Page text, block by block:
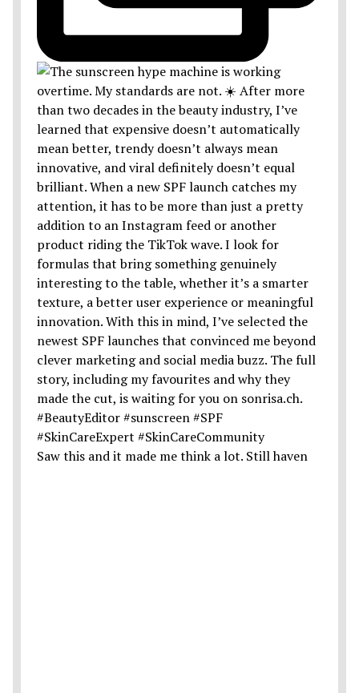
Saw this and it made me think a lot. Still haven